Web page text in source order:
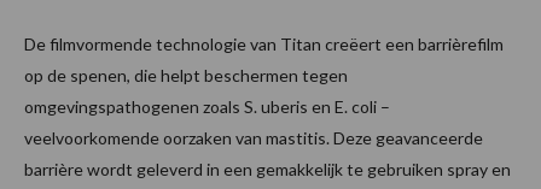
De filmvormende technologie van Titan creëert een barrièrefilm
op de spenen, die helpt beschermen tegen
omgevingspathogenen zoals S. uberis en E. coli –
veelvoorkomende oorzaken van mastitis. Deze geavanceerde
barrière wordt geleverd in een gemakkelijk te gebruiken spray en